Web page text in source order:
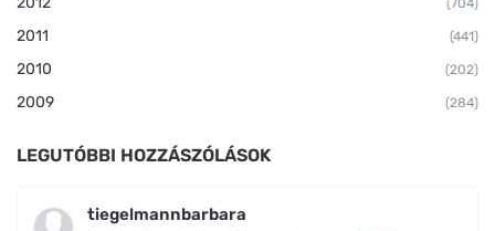
(704)
2011 (441)
2010 (202)
2009 (284)
LEGUTÓBBI HOZZÁSZÓLÁSOK
tiegelmannbarbara